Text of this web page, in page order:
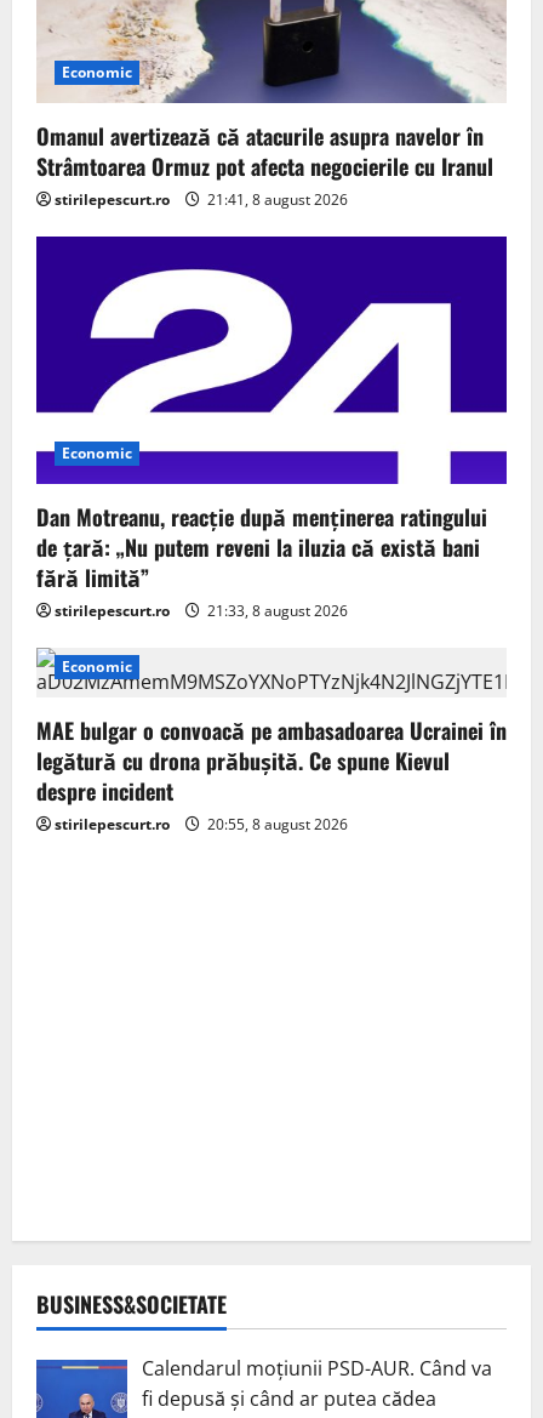
o
n
Economic
Omanul avertizează că atacurile asupra navelor în
Strâmtoarea Ormuz pot afecta negocierile cu Iranul
stirilepescurt.ro 21:41, 8 august 2026
Economic
Dan Motreanu, reacție după menținerea ratingului
de țară: „Nu putem reveni la iluzia că există bani
fără limită”
stirilepescurt.ro 21:33, 8 august 2026
Economic
MAE bulgar o convoacă pe ambasadoarea Ucrainei în
legătură cu drona prăbuşită. Ce spune Kievul
despre incident
stirilepescurt.ro 20:55, 8 august 2026
BUSINESS&SOCIETATE
Calendarul moțiunii PSD-AUR. Când va
fi depusă și când ar putea cădea